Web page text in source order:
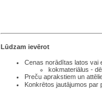
Lūdzam ievērot
Cenas norādītas latos vai
kokmateriālus -
Preču aprakstiem un
Konkrētos jautājumos